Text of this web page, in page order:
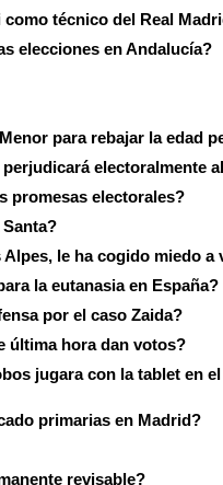
técnico del Real
elecciones en Andalucía?
para rebajar la edad
electoralmente
promesas electorales?
Santa?
le ha cogido miedo a
la eutanasia en España?
por el caso Zaida?
última hora dan votos?
jugara con la tablet en el
primarias en Madrid?
revisable?